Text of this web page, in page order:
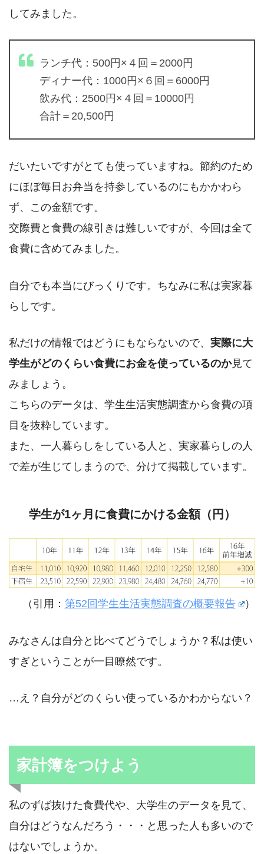
してみました。
ランチ代：500円×４回＝2000円
ディナー代：1000円×６回＝6000円
飲み代：2500円×４回＝10000円
合計＝20,500円
だいたいですがとても使っていますね。節約のため
にほぼ毎日お弁当を持参しているのにもかかわら
ず、この金額です。
交際費と食費の線引きは難しいですが、今回は全て
食費に含めてみました。
自分でも本当にびっくりです。ちなみに私は実家暮
らしです。
私だけの情報ではどうにもならないので、 実際に大
学生がどのくらい食費にお金を使っているのか見て
みましょう。
こちらのデータは、学生生活実態調査から食費の項
目を抜粋しています。
また、一人暮らしをしている人と、実家暮らしの人
で差が生じてしまうので、分けて掲載しています。
学生が1ヶ月に食費にかける金額（円）
（引用： 第52回学生生活実態調査の概要報告 ）
みなさんは自分と比べてどうでしょうか？私は使い
すぎということが一目瞭然です。
…え？自分がどのくらい使っているかわからない？
家計簿をつけよう
私のずば抜けた食費代や、大学生のデータを見て、
自分はどうなんだろう・・・と思った人も多いので
はないでしょうか。